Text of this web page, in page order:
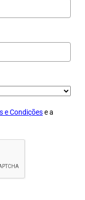
e Condiçõese a